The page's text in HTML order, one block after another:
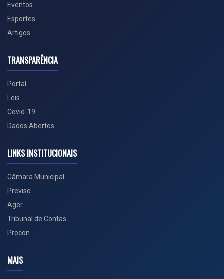
Eventos
Esportes
Artigos
TRANSPARÊNCIA
Portal
Leis
Covid-19
Dados Abertos
LINKS INSTITUCIONAIS
Câmara Municipal
Previso
Ager
Tribunal de Contas
Procon
MAIS